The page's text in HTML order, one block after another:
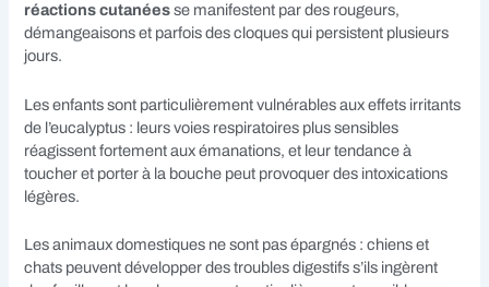
réactions cutanéesse manifestent par des rougeurs,
démangeaisons et parfois des cloques qui persistent plusieurs
jours.
Les enfants sont particulièrement vulnérables aux effets irritants
de l’eucalyptus : leurs voies respiratoires plus sensibles
réagissent fortement aux émanations, et leur tendance à
toucher et porter à la bouche peut provoquer des intoxications
légères.
Les animaux domestiques ne sont pas épargnés : chiens et
chats peuvent développer des troubles digestifs s’ils ingèrent